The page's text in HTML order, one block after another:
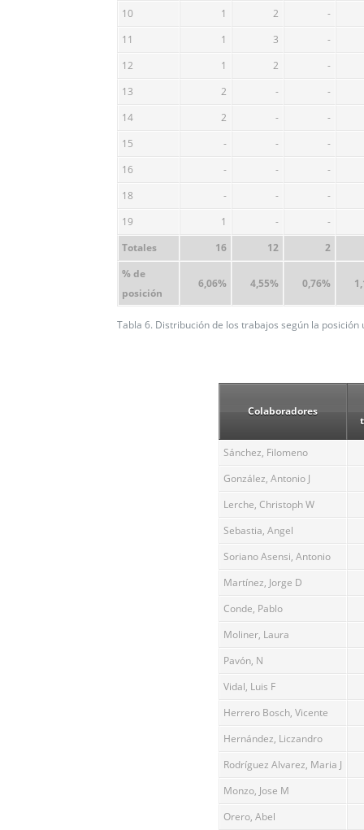
Tabla 6. Distribución de los trabajos según la
10
1 2
-
11
1 3
-
12
1 2
-
13
2 -
-
14
2 -
-
15
- -
-
16
- -
-
18
- -
-
19
1 -
-
Totales
16 12
2
% de
posición
6,06% 4,55% 0,76%
Colaboradores
Sánchez, Filomeno
González, Antonio J
Lerche, Christoph W
Sebastia, Angel
Soriano Asensi, Antonio
Martínez, Jorge D
Conde, Pablo
Moliner, Laura
Pavón, N
Vidal, Luis F
Herrero Bosch, Vicente
Hernández, Liczandro
Rodríguez Alvarez, Maria J
Monzo, Jose M
Orero, Abel